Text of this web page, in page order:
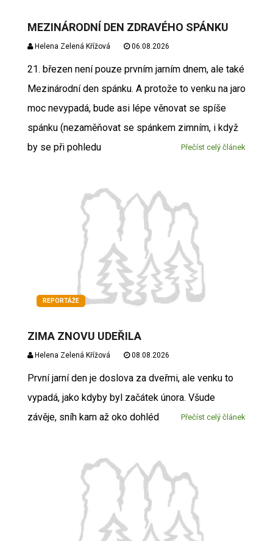
MEZINÁRODNÍ DEN ZDRAVÉHO SPÁNKU
Helena Zelená Křížová 06.08.2026
21. březen není pouze prvním jarním dnem, ale také
Mezinárodní den spánku. A protože to venku na jaro
moc nevypadá, bude asi lépe věnovat se spíše
spánku (nezaměňovat se spánkem zimním, i když
by se při pohledu
Přečíst celý článek
REPORTÁŽE
ZIMA ZNOVU UDEŘILA
Helena Zelená Křížová 08.08.2026
První jarní den je doslova za dveřmi, ale venku to
vypadá, jako kdyby byl začátek února. Všude
závěje, sníh kam až oko dohléd
Přečíst celý článek